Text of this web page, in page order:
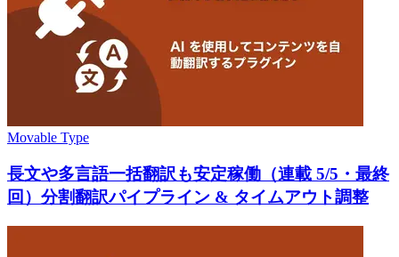
Movable Type
長文や多言語一括翻訳も安定稼働（連載 5/5・最終
回）分割翻訳パイプライン & タイムアウト調整